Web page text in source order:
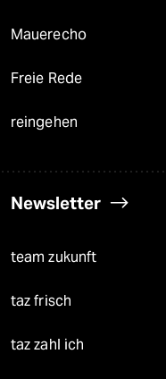
Mauerecho
Freie Rede
reingehen
Newsletter
team zukunft
taz frisch
taz zahl ich